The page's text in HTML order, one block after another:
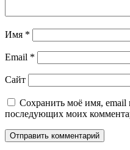
Имя *
Email *
Сайт
Сохранить моё имя, email
последующих моих